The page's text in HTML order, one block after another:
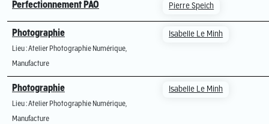
Perfectionnement PAO Pierre Speich
Photographie
Lieu : Atelier Photographie Numérique,
Manufacture
Isabelle Le Minh
Photographie
Lieu : Atelier Photographie Numérique,
Manufacture
Isabelle Le Minh